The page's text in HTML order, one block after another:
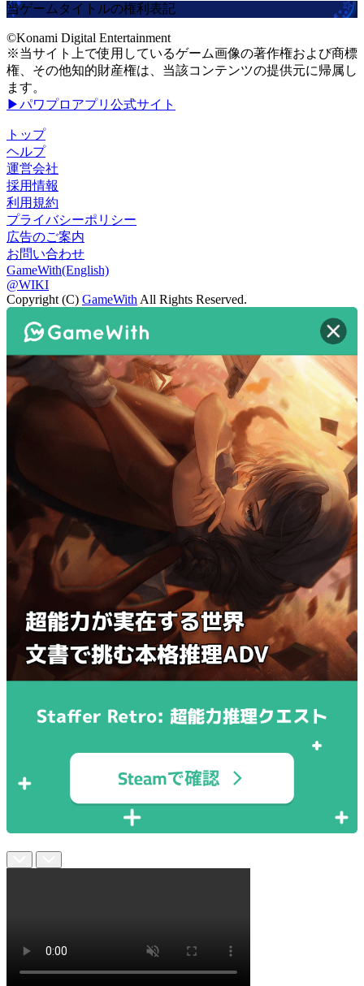
当ゲームタイトルの権利表記
©Konami Digital Entertainment
※当サイト上で使用しているゲーム画像の著作権および商標
権、その他知的財産権は、当該コンテンツの提供元に帰属し
ます。
▶パワプロアプリ公式サイト
トップ
ヘルプ
運営会社
採用情報
利用規約
プライバシーポリシー
広告のご案内
お問い合わせ
GameWith(English)
@WIKI
Copyright (C) GameWith All Rights Reserved.